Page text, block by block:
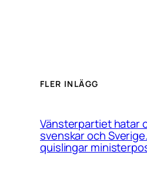
FLER INLÄGG
Vänsterpartiet hatar
svenskar och
quislingar